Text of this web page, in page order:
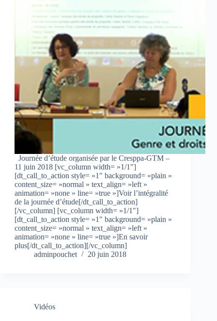
Journée d’étude organisée par le Cresppa-GTM –
11 juin 2018 [vc_column width= »1/1″]
[dt_call_to_action style= »1″ background= »plain »
content_size= »normal » text_align= »left »
animation= »none » line= »true »]Voir l’intégralité
de la journée d’étude[/dt_call_to_action]
[/vc_column] [vc_column width= »1/1″]
[dt_call_to_action style= »1″ background= »plain »
content_size= »normal » text_align= »left »
animation= »none » line= »true »]En savoir
plus[/dt_call_to_action][/vc_column]
adminpouchet
20 juin 2018
Vidéos